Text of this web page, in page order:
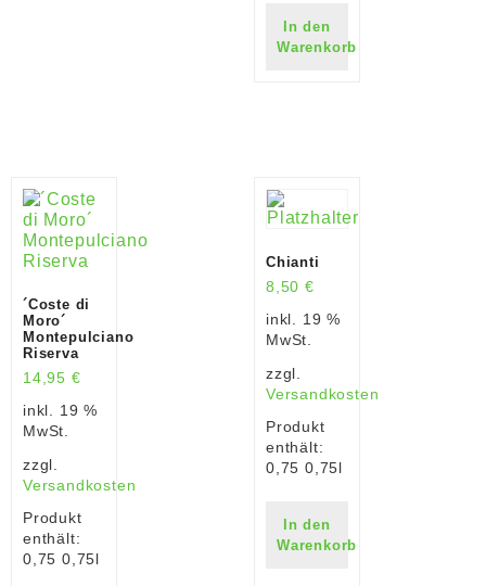
In den
Warenkorb
´Coste di
Moro´
Montepulciano
Riserva
14,95 €
inkl. 19 %
MwSt.
zzgl.
Versandkosten
Produkt
enthält:
0,75 0,75l
Chianti
8,50 €
inkl. 19 %
MwSt.
zzgl.
Versandkosten
Produkt
enthält:
0,75 0,75l
In den
Warenkorb